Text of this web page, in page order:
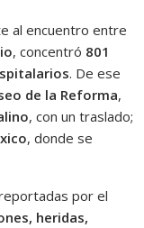
al encuentro entre
, concentró 801
. De ese
de la Reforma,
, con un traslado;
, donde se
por el
heridas,